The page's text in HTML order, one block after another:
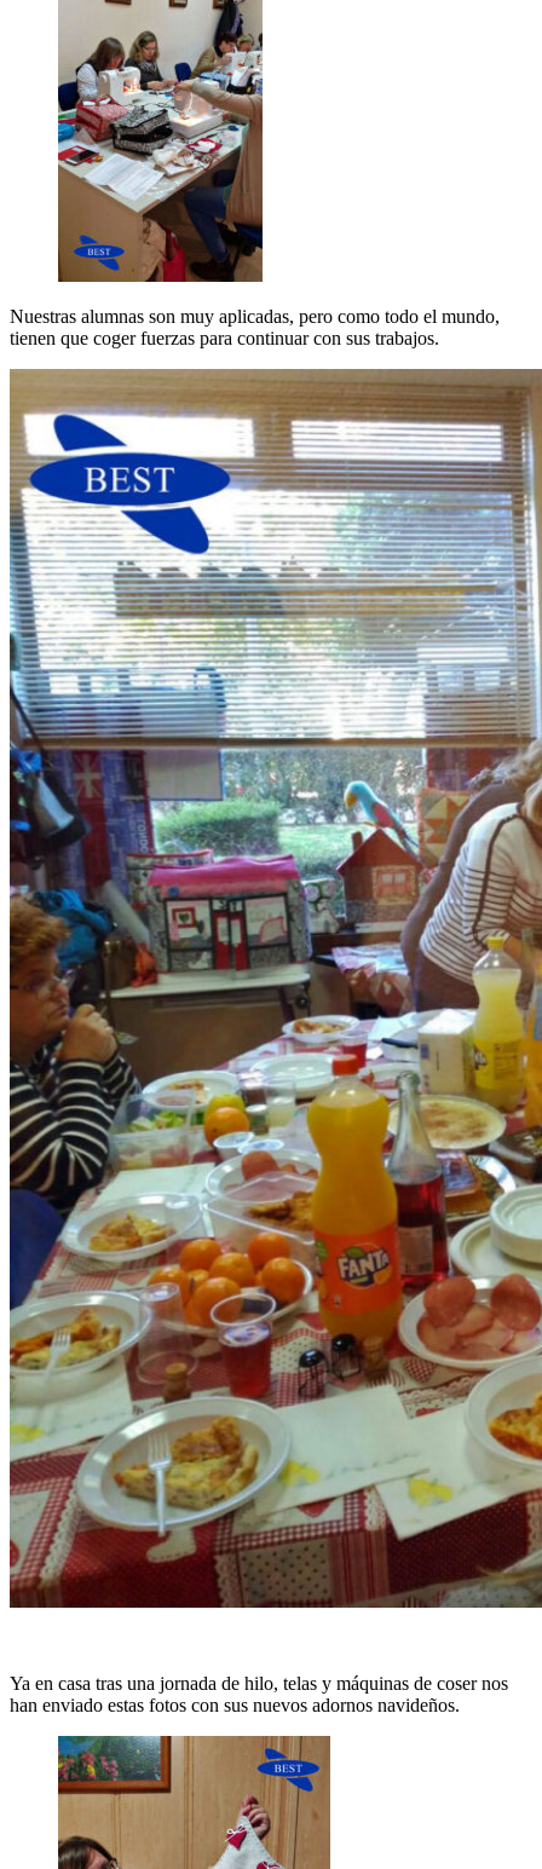
Nuestras alumnas son muy aplicadas, pero como todo el mundo,
tienen que coger fuerzas para continuar con sus trabajos.
Ya en casa tras una jornada de hilo, telas y máquinas de coser nos
han enviado estas fotos con sus nuevos adornos navideños.